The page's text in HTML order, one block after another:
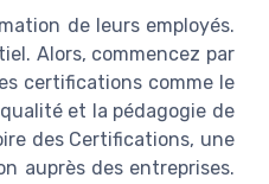
de leurs employés.
Alors, commencez par
certifications comme le
et la pédagogie de
des Certifications, une
auprès des entreprises.